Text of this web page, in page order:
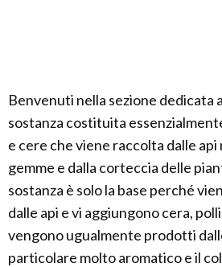
Benvenuti nella sezione dedicata
sostanza costituita
e cere che viene raccolta dalle api
gemme e dalla corteccia delle
sostanza è solo la base perché
dalle api e vi aggiungono cera,
vengono ugualmente prodotti
particolare molto aromatico e il